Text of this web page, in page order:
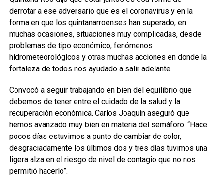
derrotar a ese adversario que es el coronavirus y en la
forma en que los quintanarroenses han superado, en
muchas ocasiones, situaciones muy complicadas, desde
problemas de tipo económico, fenómenos
hidrometeorológicos y otras muchas acciones en donde la
fortaleza de todos nos ayudado a salir adelante.
Convocó a seguir trabajando en bien del equilibrio que
debemos de tener entre el cuidado de la salud y la
recuperación económica. Carlos Joaquín aseguró que
hemos avanzado muy bien en materia del semáforo. “Hace
pocos días estuvimos a punto de cambiar de color,
desgraciadamente los últimos dos y tres días tuvimos una
ligera alza en el riesgo de nivel de contagio que no nos
permitió hacerlo”.